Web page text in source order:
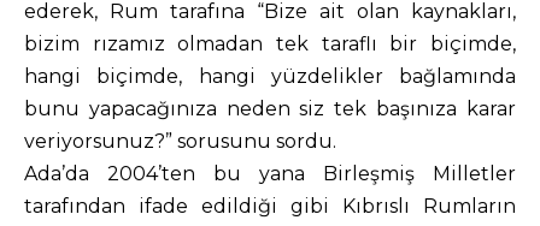
ederek, Rum tarafına “Bize ait olan kaynakları,
bizim rızamız olmadan tek taraflı bir biçimde,
hangi biçimde, hangi yüzdelikler bağlamında
bunu yapacağınıza neden siz tek başınıza karar
veriyorsunuz?” sorusunu sordu.
Ada’da 2004’ten bu yana Birleşmiş Milletler
tarafından ifade edildiği gibi Kıbrıslı Rumların